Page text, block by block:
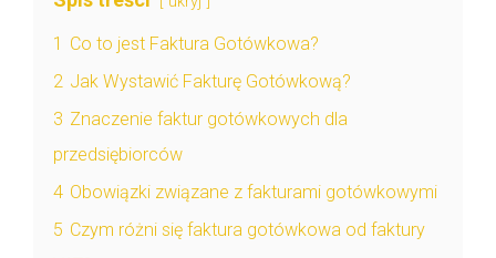
1 Co to jest Faktura Gotówkowa?
2 Jak Wystawić Fakturę Gotówkową?
3 Znaczenie faktur gotówkowych dla
przedsiębiorców
4 Obowiązki związane z fakturami gotówkowymi
5 Czym różni się faktura gotówkowa od faktury